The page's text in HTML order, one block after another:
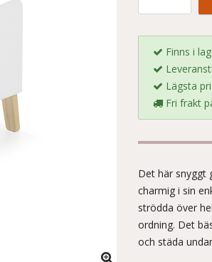
Finns i
Lägsta
Fri frakt
Det här snyggt
charmig i sin
strödda över
ordning. Det
och städa